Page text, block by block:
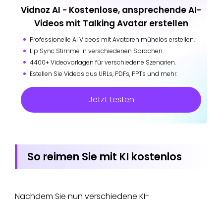
Vidnoz AI - Kostenlose, ansprechende AI-
Videos mit Talking Avatar erstellen
Professionelle AI Videos mit Avataren mühelos erstellen.
Lip Sync Stimme in verschiedenen Sprachen.
4400+ Videovorlagen für verschiedene Szenarien.
Estellen Sie Videos aus URLs, PDFs, PPTs und mehr.
Jetzt testen
So reimen Sie mit KI kostenlos
Nachdem Sie nun verschiedene KI-